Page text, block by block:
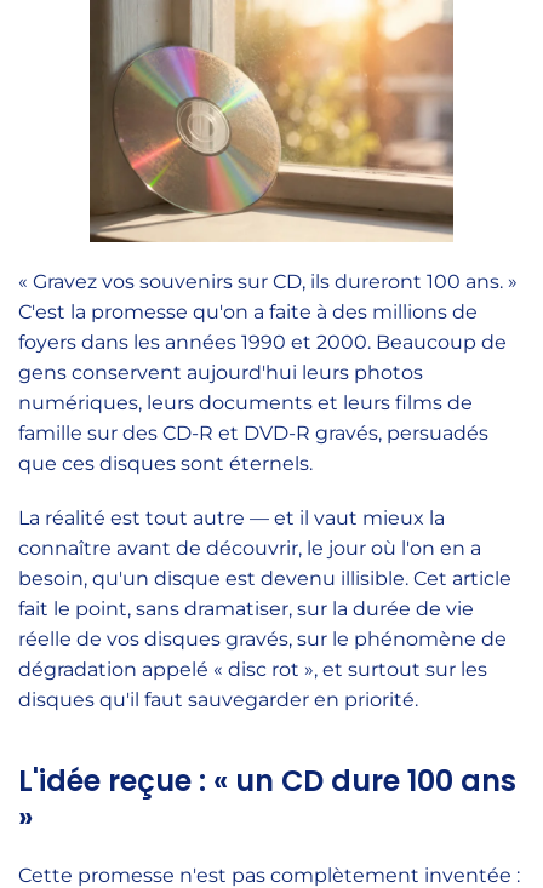
« Gravez vos souvenirs sur CD, ils dureront 100 ans. »
C'est la promesse qu'on a faite à des millions de
foyers dans les années 1990 et 2000. Beaucoup de
gens conservent aujourd'hui leurs photos
numériques, leurs documents et leurs films de
famille sur des CD-R et DVD-R gravés, persuadés
que ces disques sont éternels.
La réalité est tout autre — et il vaut mieux la
connaître avant de découvrir, le jour où l'on en a
besoin, qu'un disque est devenu illisible. Cet article
fait le point, sans dramatiser, sur la durée de vie
réelle de vos disques gravés, sur le phénomène de
dégradation appelé « disc rot », et surtout sur les
disques qu'il faut sauvegarder en priorité.
L'idée reçue : « un CD dure 100 ans
»
Cette promesse n'est pas complètement inventée :